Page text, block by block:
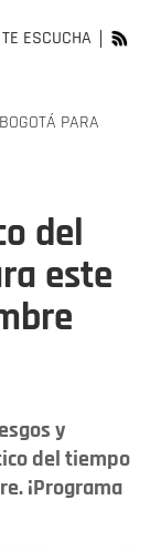
ESCUCHA
PARA
del
este
y
del tiempo
¡Programa